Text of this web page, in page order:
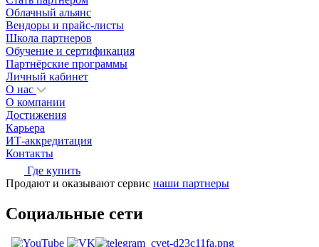
Облачный альянс
Вендоры и прайс-листы
Школа партнеров
Обучение и сертификация
Партнёрские программы
Личный кабинет
О нас
О компании
Достижения
Карьера
ИТ-аккредитация
Контакты
Где купить
Продают и оказывают сервис наши партнеры
Социальные сети